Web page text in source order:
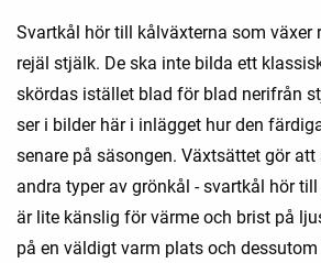
Svartkål hör till kålväxterna som växer
rejäl stjälk. De ska inte bilda ett
skördas istället blad för blad nerifrån
ser i bilder här i inlägget hur den
senare på säsongen. Växtsättet gör
andra typer av grönkål - svartkål hör
är lite känslig för värme och brist på
på en väldigt varm plats och